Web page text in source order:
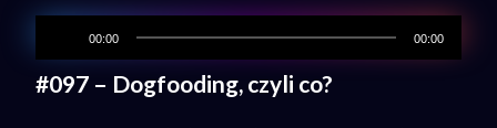
00:00 00:00
#097 – Dogfooding, czyli co?